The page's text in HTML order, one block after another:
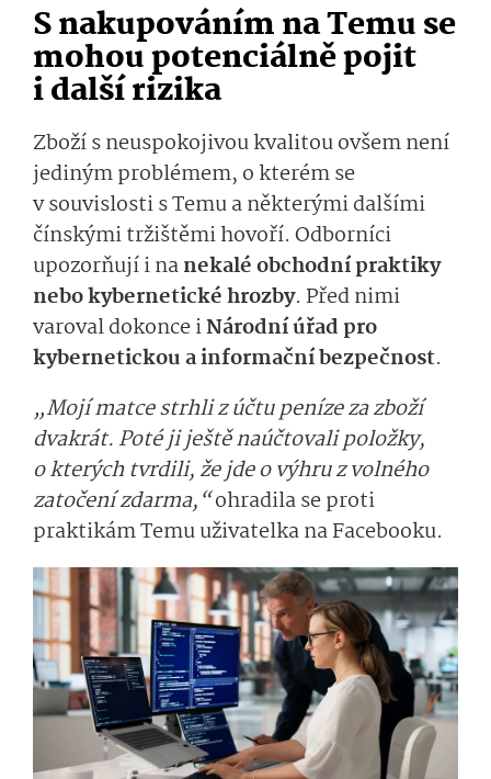
S nakupováním na Temu se
mohou potenciálně pojit
i další rizika
Zboží s neuspokojivou kvalitou ovšem není
jediným problémem, o kterém se
v souvislosti s Temu a některými dalšími
čínskými tržištěmi hovoří. Odborníci
upozorňují i nanekalé obchodní praktiky
nebo kybernetické hrozby. Před nimi
varoval dokonce iNárodní úřad pro
kybernetickou a informační bezpečnost.
„Mojí matce strhli z účtu peníze za zboží
dvakrát. Poté ji ještě naúčtovali položky,
o kterých tvrdili, že jde o výhru z volného
zatočení zdarma,“ohradila se proti
praktikám Temu uživatelka na Facebooku.